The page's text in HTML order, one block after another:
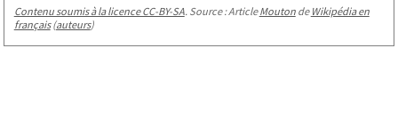
Contenu soumis à la licence CC-BY-SA. Source : ArticleMoutonde Wikipédia en
français(auteurs)